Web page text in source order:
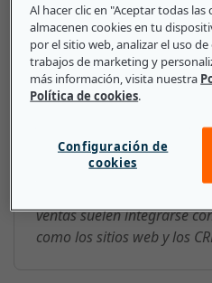
y medianas
Analíticas de
Las empresas pueden usar
analíticas de ventas. Los
son útiles para empresas
también pymes. Las
conocer bien sus datos de
ventas suelen integrarse
como los sitios web y los
Al hacer clic en "Aceptar todas las
almacenen cookies en tu
por el sitio web, analizar el uso
trabajos de marketing y
más información, visita nuestra
Política de cookies.
Configuración de
cookies